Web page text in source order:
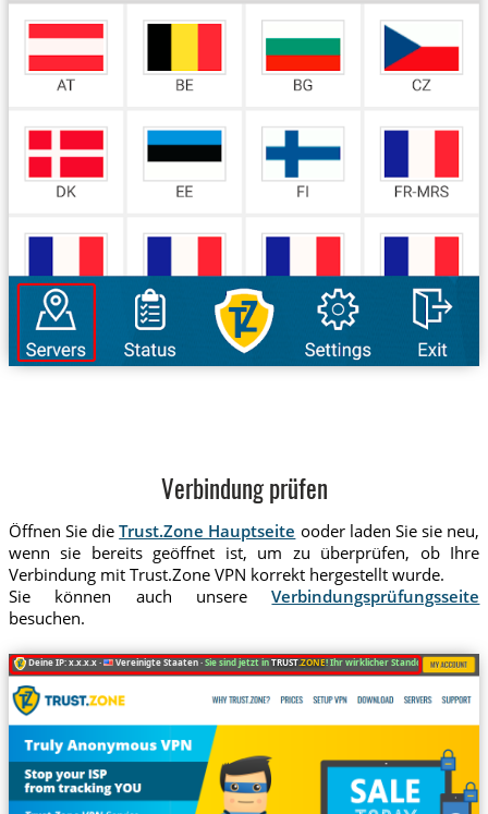
Verbindung prüfen
Öffnen Sie dieTrust.Zone Hauptseite ooder laden Sie sie neu,
wenn sie bereits geöffnet ist, um zu überprüfen, ob Ihre
Verbindung mit Trust.Zone VPN korrekt hergestellt wurde.
Sie können auch unsereVerbindungsprüfungsseite
besuchen.
Deine IP: x.x.x.x · Vereinigte Staaten ·Sie sind jetzt inTRUST.ZONE! Ihr wirklicher Standort ist